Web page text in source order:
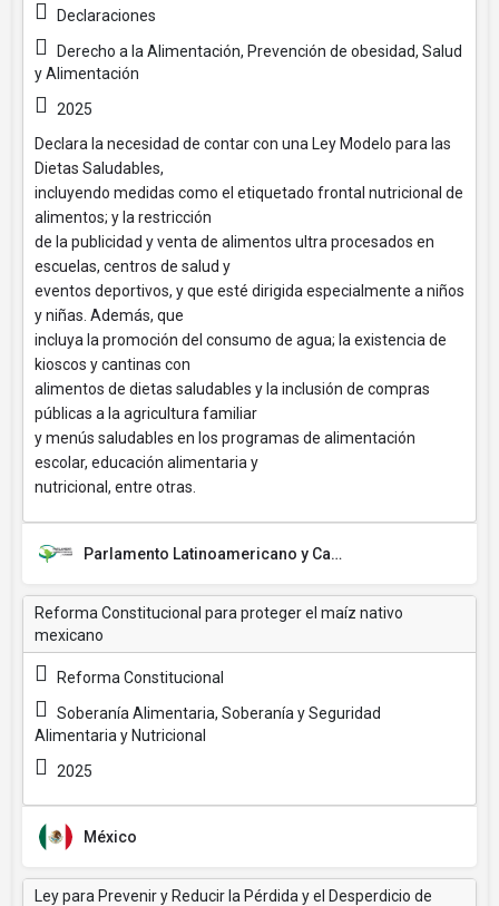
Declaraciones
Derecho a la Alimentación, Prevención de obesidad, Salud
y Alimentación
2025
Declara la necesidad de contar con una Ley Modelo para las
Dietas Saludables,
incluyendo medidas como el etiquetado frontal nutricional de
alimentos; y la restricción
de la publicidad y venta de alimentos ultra procesados en
escuelas, centros de salud y
eventos deportivos, y que esté dirigida especialmente a niños
y niñas. Además, que
incluya la promoción del consumo de agua; la existencia de
kioscos y cantinas con
alimentos de dietas saludables y la inclusión de compras
públicas a la agricultura familiar
y menús saludables en los programas de alimentación
escolar, educación alimentaria y
nutricional, entre otras.
Parlamento Latinoamericano y Caribeño (PARLATINO)
Reforma Constitucional para proteger el maíz nativo
mexicano
Reforma Constitucional
Soberanía Alimentaria, Soberanía y Seguridad
Alimentaria y Nutricional
2025
México
Ley para Prevenir y Reducir la Pérdida y el Desperdicio de